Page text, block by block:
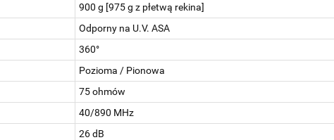
900 g [975 g z płetwą rekina]
Odporny na U.V. ASA
360°
Pozioma / Pionowa
75 ohmów
40/890 MHz
26 dB